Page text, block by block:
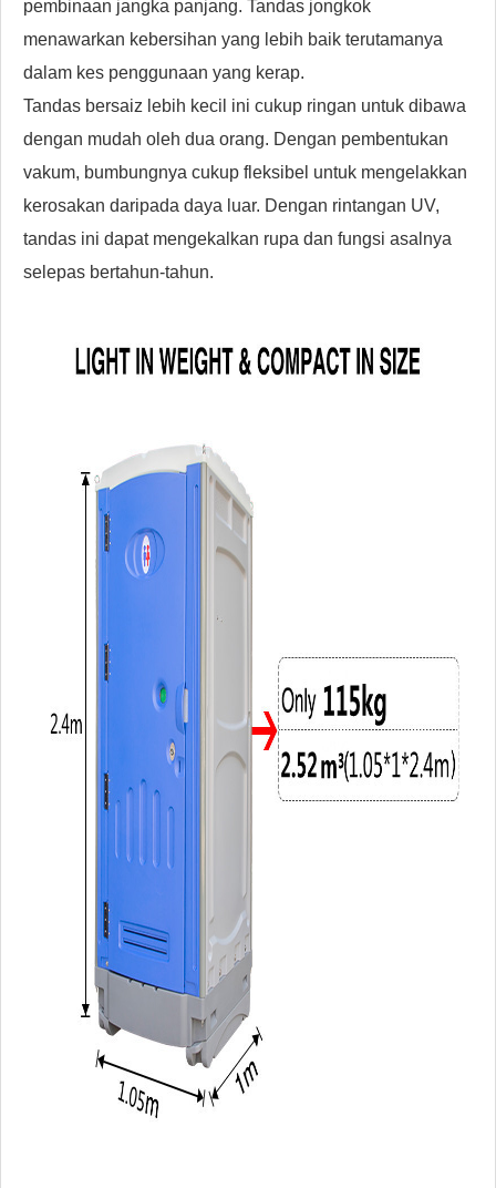
pembinaan jangka panjang. Tandas jongkok
menawarkan kebersihan yang lebih baik terutamanya
dalam kes penggunaan yang kerap.
Tandas bersaiz lebih kecil ini cukup ringan untuk dibawa
dengan mudah oleh dua orang. Dengan pembentukan
vakum, bumbungnya cukup fleksibel untuk mengelakkan
kerosakan daripada daya luar. Dengan rintangan UV,
tandas ini dapat mengekalkan rupa dan fungsi asalnya
selepas bertahun-tahun.